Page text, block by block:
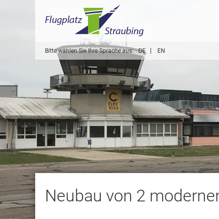
Bitte wählen Sie Ihre Sprache aus: DE EN
Neubau von 2